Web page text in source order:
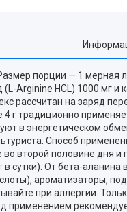
порции — 1 мерная
Arginine HCL) 1000 мг
рассчитан на заряд
г традиционно
в энергетическом
Способ
второй половине дня и
сутки). От бета-
ароматизаторы,
при аллергии.